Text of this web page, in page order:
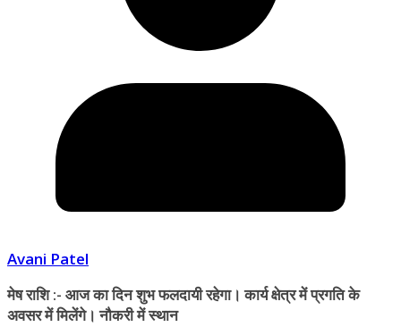
Avani Patel
मेष राशि :- आज का दिन शुभ फलदायी रहेगा। कार्य क्षेत्र में प्रगति के
अवसर में मिलेंगे। नौकरी में स्थान